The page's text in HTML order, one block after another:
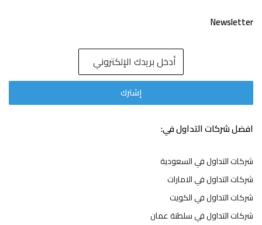
Newsletter
افضل شركات التداول في:
شركات التداول في السعودية
شركات التداول في الامارات
شركات التداول في الكويت
شركات التداول في سلطنة عمان